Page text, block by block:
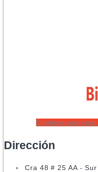
Envelope-open-text
Dirección
Cra 48 # 25 AA -